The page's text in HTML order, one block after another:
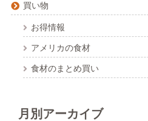
買い物
お得情報
アメリカの食材
食材のまとめ買い
月別アーカイブ